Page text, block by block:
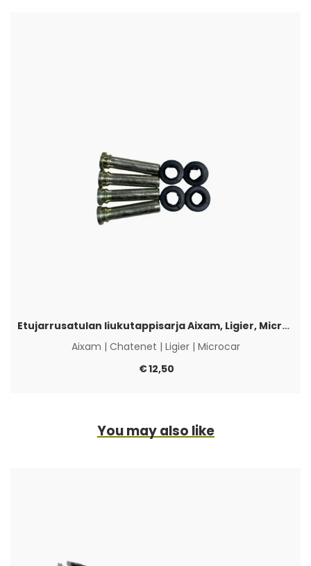
Etujarrusatulan liukutappisarja Aixam, Ligier, Microcar & Chatenet
Aixam | Chatenet | Ligier| Microcar
€12,50
You may also like